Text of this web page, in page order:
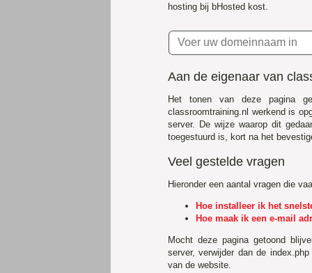
hosting bij bHosted kost.
Aan de eigenaar van
Het tonen van deze pagina
classroomtraining.nl werkend is
server. De wijze waarop dit
toegestuurd is, kort na het
Veel gestelde vragen
Hieronder een aantal vragen die
Hoe installeer ik het
Hoe maak ik een e-mail
Mocht deze pagina getoond
server, verwijder dan de
van de website.